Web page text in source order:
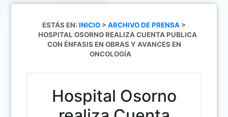
ESTÁS EN: INICIO > ARCHIVO DE PRENSA >
HOSPITAL OSORNO REALIZA CUENTA PUBLICA
CON ÉNFASIS EN OBRAS Y AVANCES EN
ONCOLOGÍA
Hospital Osorno